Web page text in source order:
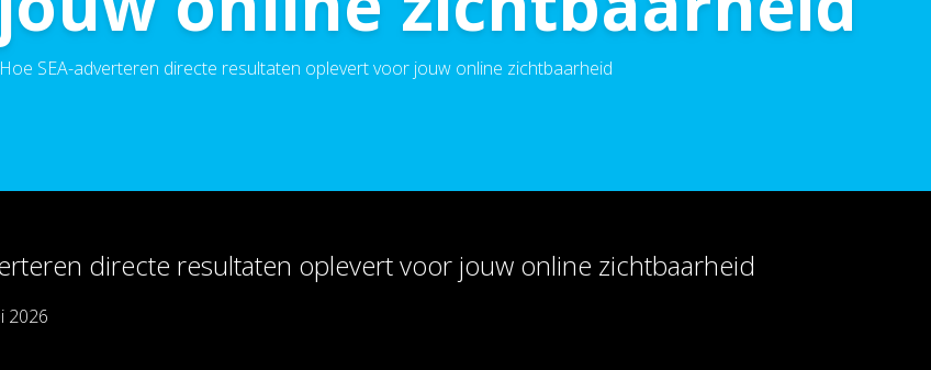
Hoe SEA-adverteren directe resultaten oplevert voor jouw online zichtbaarheid
directe resultaten oplevert voor jouw online zichtbaarheid
2026